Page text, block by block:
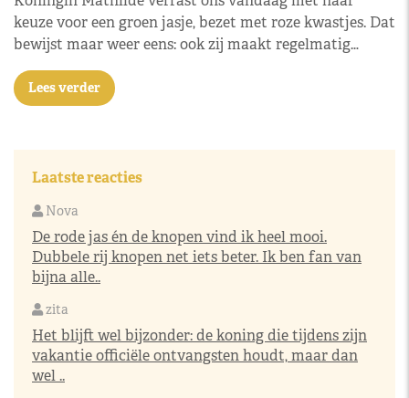
keuze voor een groen jasje, bezet met roze kwastjes. Dat
bewijst maar weer eens: ook zij maakt regelmatig…
Lees verder
Laatste reacties
Nova
De rode jas én de knopen vind ik heel mooi.
Dubbele rij knopen net iets beter. Ik ben fan van
bijna alle..
zita
Het blijft wel bijzonder: de koning die tijdens zijn
vakantie officiële ontvangsten houdt, maar dan
wel ..